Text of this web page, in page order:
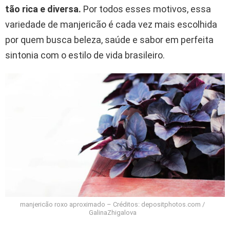
tão rica e diversa. Por todos esses motivos, essa
variedade de manjericão é cada vez mais escolhida
por quem busca beleza, saúde e sabor em perfeita
sintonia com o estilo de vida brasileiro.
manjericão roxo aproximado – Créditos: depositphotos.com /
GalinaZhigalova